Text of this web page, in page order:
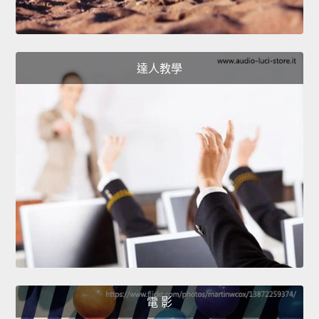
達人教學
電 影